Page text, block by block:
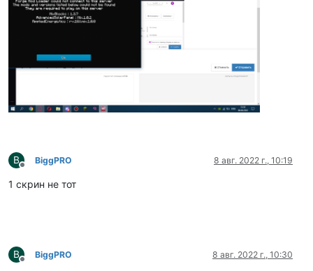
B
Не в сети
BiggPRO 8 авг. 2022 г., 10:19
1 скрин не тот
B
Не в сети
BiggPRO 8 авг. 2022 г., 10:30